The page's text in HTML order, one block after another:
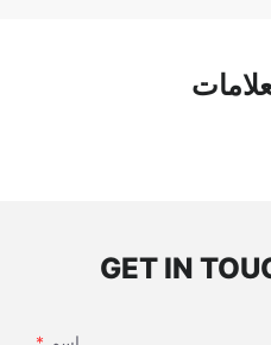
GET IN